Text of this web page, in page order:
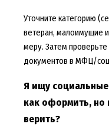
Уточните категорию
ветеран, малоимущие и
меру. Затем проверьте
документов в МФЦ/
Я ищу
как оформить, но
верить?